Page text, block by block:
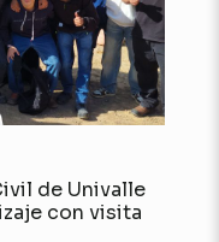
de Univalle
con visita